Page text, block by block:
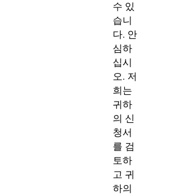
수 있
습니
다. 안
심하
십시
오. 저
희는
귀하
의 신
청서
를 검
토하
고 귀
하의